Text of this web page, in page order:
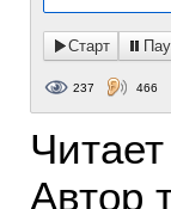
Старт
237 466
Автор